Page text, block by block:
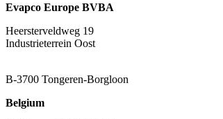
Evapco Europe BVBA
Heersterveldweg 19
Industrieterrein Oost
B-3700 Tongeren-Borgloon
Belgium